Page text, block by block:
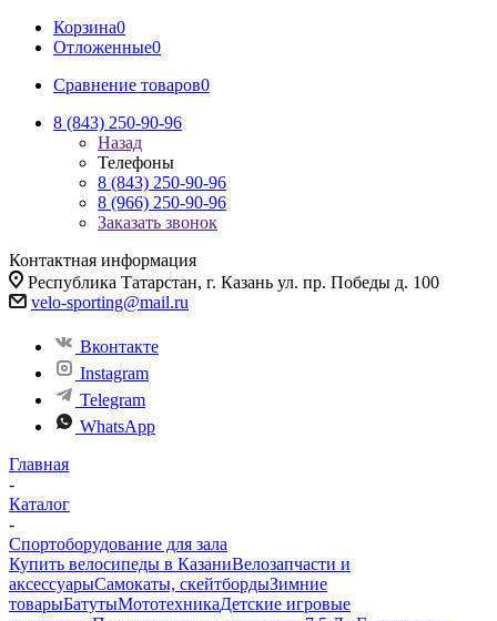
Корзина0
Отложенные0
Сравнение товаров0
8 (843) 250-90-96
Назад
Телефоны
8 (843) 250-90-96
8 (966) 250-90-96
Заказать звонок
Контактная информация
Республика Татарстан, г. Казань ул. пр. Победы д. 100
velo-sporting@mail.ru
Вконтакте
Instagram
Telegram
WhatsApp
Главная
-
Каталог
-
Спортоборудование для зала
Купить велосипеды в КазаниВелозапчасти и
аксессуарыСамокаты, скейтбордыЗимние
товарыБатутыМототехникаДетские игровые